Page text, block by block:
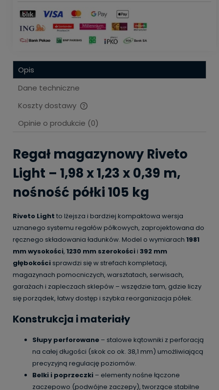
Opis
Dane techniczne
Koszty dostawy
Cena nie zawiera ewentualnych kosztów płatności
Opinie o produkcie (0)
Regał magazynowy Riveto
Light – 1,98 x 1,23 x 0,39 m,
nośność półki 105 kg
Riveto Light to lżejsza i bardziej kompaktowa wersja
uznanego systemu regałów półkowych, zaprojektowana do
ręcznego składowania ładunków. Model o wymiarach 1981
mm wysokości, 1230 mm szerokościi 392 mm
głębokości sprawdzi się w strefach kompletacji,
magazynach pomocniczych, warsztatach, serwisach,
garażach i zapleczach sklepów – wszędzie tam, gdzie liczy
się porządek, łatwy dostęp i szybka reorganizacja półek.
Konstrukcja i materiały
Słupy perforowane – stalowe kątowniki z perforacją
na całej długości (skok co ok. 38,1 mm) umożliwiającą
precyzyjną regulację poziomów.
Belki i poprzeczki – elementy nośne łączone
zaczepowo (podwójne zaczepy), tworzące stabilne